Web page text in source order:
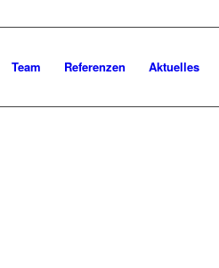
Team Referenzen Aktuelles